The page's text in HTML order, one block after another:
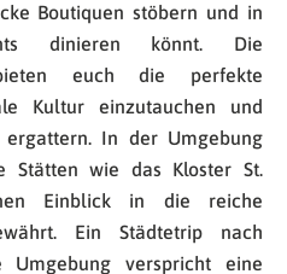
Boutiquen stöbern und in
dinieren könnt. Die
euch die perfekte
Kultur einzutauchen und
In der Umgebung
Stätten wie das Kloster St.
Einblick in die reiche
Ein Städtetrip nach
verspricht eine